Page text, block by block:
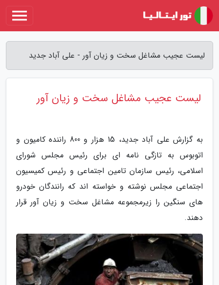
لیست عجیب مشاغل سخت و زیان آور - علی آباد جدید
لیست عجیب مشاغل سخت و زیان آور
به گزارش علی آباد جدید، 15 هزار و 800 راننده کامیون و
اتوبوس به تازگی نامه ای برای رئیس مجلس شورای
اسلامی، رئیس سازمان تامین اجتماعی و رئیس کمیسیون
اجتماعی مجلس نوشته و خواسته اند که رانندگان خودرو
های سنگین را زیرمجموعه مشاغل سخت و زیان آور قرار
دهند.